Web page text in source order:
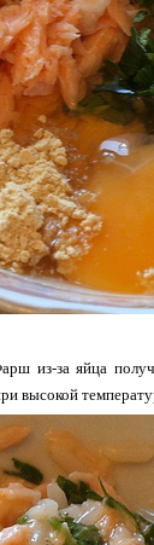
из-за яйца
высокой